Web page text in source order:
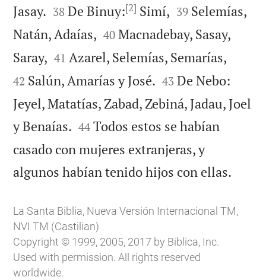
Jasay. 

38 De Binuy:[2] Simí, 

39 Selemías,
Natán, Adaías, 

40 Macnadebay, Sasay,
Saray, 

41 Azarel, Selemías, Semarías,
42 Salún, Amarías y José. 

43 De Nebo:
Jeyel, Matatías, Zabad, Zebiná, Jadau, Joel
y Benaías. 

44 Todos estos se habían
casado con mujeres extranjeras, y
algunos habían tenido hijos con ellas.
La Santa Biblia, Nueva Versión Internacional TM,
NVI TM (Castilian)
Copyright © 1999, 2005, 2017 by Biblica, Inc.
Used with permission. All rights reserved
worldwide.